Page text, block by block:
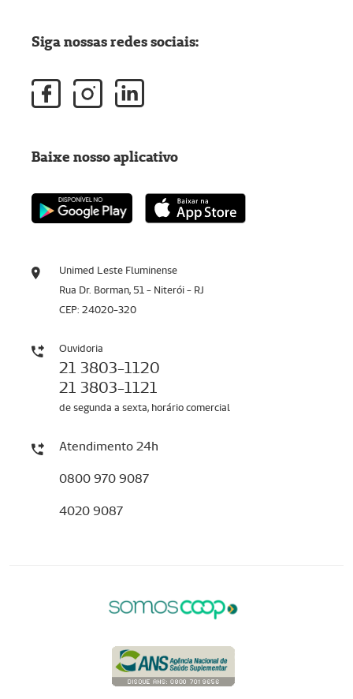
Unimed Leste Fluminense
Rua Dr. Borman, 51 - Niterói - RJ
CEP: 24020-320
Ouvidoria
21 3803-1120
21 3803-1121
de segunda a sexta, horário comercial
Atendimento 24h
0800 970 9087
4020 9087
Siga nossas redes sociais:
Baixe nosso aplicativo